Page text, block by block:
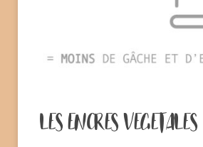
LES ENCRES VEGETALES